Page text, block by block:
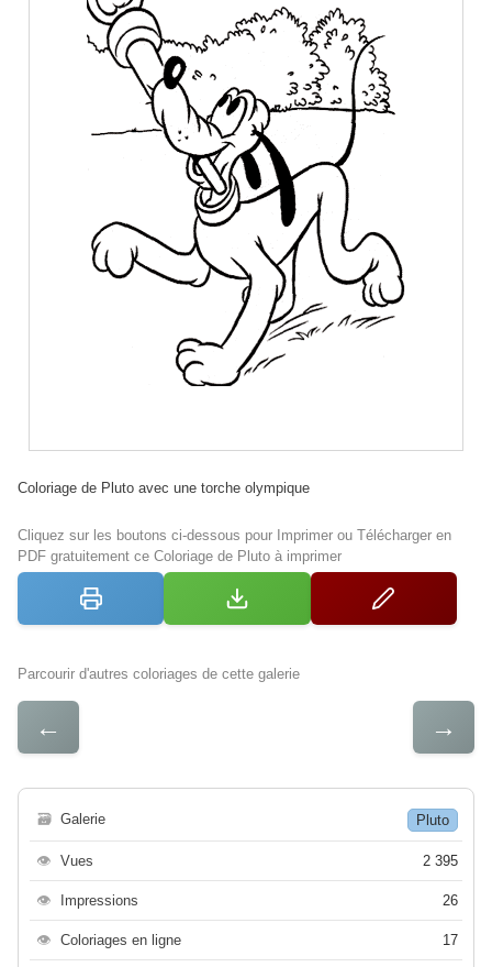
Coloriage de Pluto avec une torche olympique
Cliquez sur les boutons ci-dessous pour Imprimer ou Télécharger en
PDF gratuitement ce Coloriage de Pluto à imprimer
Parcourir d'autres coloriages de cette galerie
← →
🗃 Galerie Pluto
👁 Vues 2 395
👁 Impressions 26
👁 Coloriages en ligne 17